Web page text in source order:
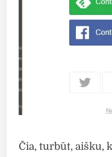
Čia, turbūt, aišku,